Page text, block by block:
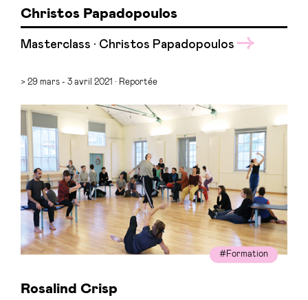
Christos Papadopoulos
Masterclass · Christos Papadopoulos
> 29 mars - 3 avril 2021 · Reportée
#Formation
Rosalind Crisp